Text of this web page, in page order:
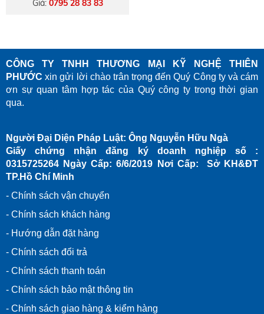
Xibolun
Giá: 0795 28 83 83
CÔNG TY TNHH THƯƠNG MẠI KỸ NGHỆ THIÊN
PHƯỚC xin gửi lời chào trân trọng đến Quý Công ty và cám
ơn sự quan tâm hợp tác của Quý công ty trong thời gian
qua.
Người Đại Diện Pháp Luật: Ông Nguyễn Hữu Ngà
Giấy chứng nhận đăng ký doanh nghiệp số :
0315725264 Ngày Cấp: 6/6/2019 Nơi Cấp: Sở KH&ĐT
TP.Hồ Chí Minh
- Chính sách vận chuyển
- Chính sách khách hàng
- Hướng dẫn đặt hàng
- Chính sách đổi trả
- Chính sách thanh toán
- Chính sách bảo mật thông tin
- Chính sách giao hàng & kiểm hàng